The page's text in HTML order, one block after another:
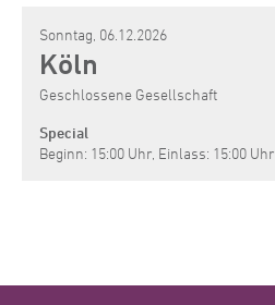
Sonntag, 06.12.2026
Köln
Geschlossene Gesellschaft
Special
Beginn: 15:00 Uhr, Einlass: 15:00 Uhr